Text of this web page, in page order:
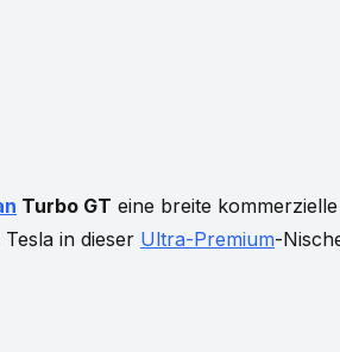
Turbo GT eine breite
in dieser Ultra-Premium-